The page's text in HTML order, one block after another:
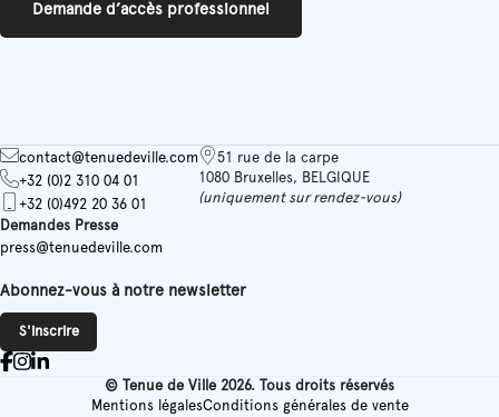
Demande d’accès professionnel
contact@tenuedeville.com
+32 (0)2 310 04 01
+32 (0)492 20 36 01
Demandes Presse
press@tenuedeville.com
51 rue de la carpe
1080 Bruxelles, BELGIQUE
(uniquement sur rendez-vous)
Abonnez-vous à notre newsletter
S'inscrire
© Tenue de Ville 2026. Tous droits réservés
Mentions légalesConditions générales de vente